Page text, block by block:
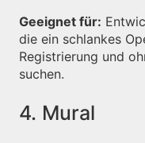
Geeignet für:
die ein schlankes
Registrierung und
suchen.
4. Mural